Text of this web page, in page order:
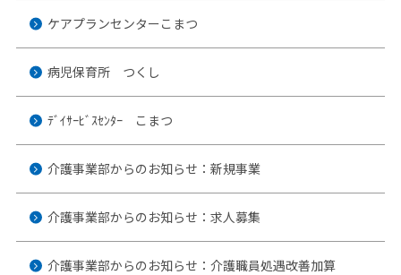
ケアプランセンターこまつ
病児保育所 つくし
ﾃﾞｲｻｰﾋﾞｽｾﾝﾀｰ こまつ
介護事業部からのお知らせ：新規事業
介護事業部からのお知らせ：求人募集
介護事業部からのお知らせ：介護職員処遇改善加算